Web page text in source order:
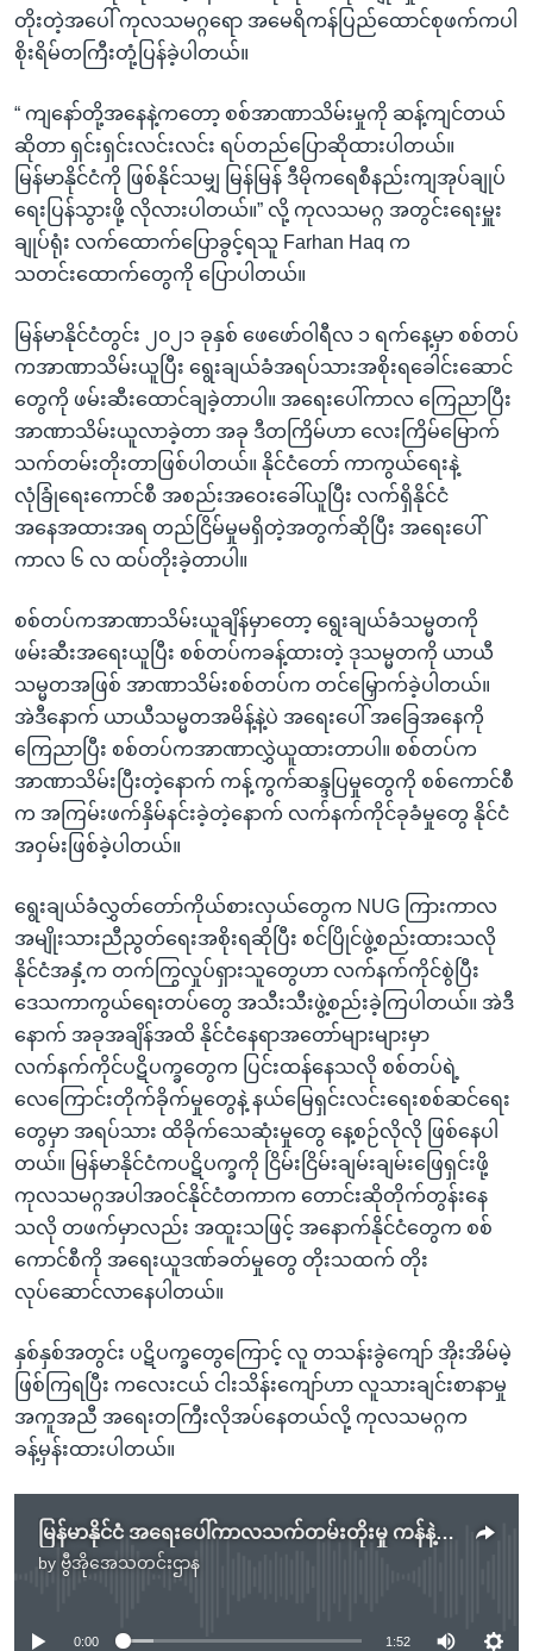
သို့
ကျော်
တိုးတဲ့အပေါ် ကုလသမဂ္ဂရော အမေရိကန်ပြည်ထောင်စုဖက်ကပါ
စိုးရိမ်တကြီးတုံ့ပြန်ခဲ့ပါတယ်။
“ ကျနော်တို့အနေနဲ့ကတော့ စစ်အာဏာသိမ်းမှုကို ဆန့်ကျင်တယ်
ဆိုတာ ရှင်းရှင်းလင်းလင်း ရပ်တည်ပြောဆိုထားပါတယ်။
မြန်မာနိုင်ငံကို ဖြစ်နိုင်သမျှ မြန်မြန် ဒီမိုကရေစီနည်းကျအုပ်ချုပ်
ရေးပြန်သွားဖို့ လိုလားပါတယ်။” လို့ ကုလသမဂ္ဂ အတွင်းရေးမှူး
ချုပ်ရုံး လက်ထောက်ပြောခွင့်ရသူ Farhan Haq က
သတင်းထောက်တွေကို ပြောပါတယ်။
မြန်မာနိုင်ငံတွင်း ၂၀၂၁ ခုနှစ် ဖေဖော်ဝါရီလ ၁ ရက်နေ့မှာ စစ်တပ်
ကအာဏာသိမ်းယူပြီး ရွေးချယ်ခံအရပ်သားအစိုးရခေါင်းဆောင်
တွေကို ဖမ်းဆီးထောင်ချခဲ့တာပါ။ အရေးပေါ်ကာလ ကြေညာပြီး
အာဏာသိမ်းယူလာခဲ့တာ အခု ဒီတကြိမ်ဟာ လေးကြိမ်‌မြောက်
သက်တမ်းတိုးတာဖြစ်ပါတယ်။ နိုင်ငံတော် ကာကွယ်ရေးနဲ့
လုံခြုံရေးကောင်စီ အစည်းအဝေးခေါ်ယူပြီး လက်ရှိနိုင်ငံ
အနေအထားအရ တည်ငြိမ်မှုမရှိတဲ့အတွက်ဆိုပြီး အရေးပေါ်
ကာလ ၆ လ ထပ်တိုးခဲ့တာပါ။
စစ်တပ်ကအာဏာသိမ်းယူချိန်မှာတော့ ရွေးချယ်ခံသမ္မတကို
ဖမ်းဆီးအရေးယူပြီး စစ်တပ်ကခန့်ထားတဲ့ ဒုသမ္မတကို ယာယီ
သမ္မတအဖြစ် အာဏာသိမ်းစစ်တပ်က တင်မြှောက်ခဲ့ပါတယ်။
အဲဒီနောက် ယာယီသမ္မတအမိန့်နဲ့ပဲ အရေးပေါ် အခြေအနေကို
ကြေညာပြီး စစ်တပ်ကအာဏာလွှဲယူထားတာပါ။ စစ်တပ်က
အာဏာသိမ်းပြီးတဲ့နောက် ကန့်ကွက်ဆန္ဒပြမှုတွေကို စစ်ကောင်စီ
က အကြမ်းဖက်နှိမ်နင်းခဲ့တဲ့နောက် လက်နက်ကိုင်ခုခံမှုတွေ နိုင်ငံ
အဝှမ်းဖြစ်ခဲ့ပါတယ်။
ရွေးချယ်ခံလွှတ်တော်ကိုယ်စားလှယ်တွေက NUG ကြားကာလ
အမျိုးသားညီညွတ်ရေးအစိုးရဆိုပြီး စင်ပြိုင်ဖွဲ့စည်းထားသလို
နိုင်ငံအနှံ့က တက်ကြွလှုပ်ရှားသူတွေဟာ လက်နက်ကိုင်စွဲပြီး
ဒေသကာကွယ်ရေးတပ်တွေ အသီးသီးဖွဲ့စည်းခဲ့ကြပါတယ်။ အဲဒီ
နောက် အခုအချိန်အထိ နိုင်ငံနေရာအတော်များများမှာ
လက်နက်ကိုင်ပဋိပက္ခတွေက ပြင်းထန်နေသလို စစ်တပ်ရဲ့
လေကြောင်းတိုက်ခိုက်မှုတွေနဲ့ နယ်မြေရှင်းလင်းရေးစစ်ဆင်ရေး
တွေမှာ အရပ်သား ထိခိုက်သေဆုံးမှုတွေ နေ့စဉ်လိုလို ဖြစ်နေပါ
တယ်။ မြန်မာနိုင်ငံကပဋိပက္ခကို ငြိမ်းငြိမ်းချမ်းချမ်းဖြေရှင်းဖို့
ကုလသမဂ္ဂအပါအဝင်နိုင်ငံတကာက တောင်းဆိုတိုက်တွန်းနေ
သလို တဖက်မှာလည်း အထူးသဖြင့် အနောက်နိုင်ငံတွေက စစ်
ကောင်စီကို အရေးယူဒဏ်ခတ်မှုတွေ တိုးသထက် တိုး
လုပ်ဆောင်လာနေပါတယ်။
နှစ်နှစ်အတွင်း ပဋိပက္ခတွေကြောင့် လူ တသန်းခွဲကျော် အိုးအိမ်မဲ့
ဖြစ်ကြရပြီး ကလေးငယ် ငါးသိန်းကျော်ဟာ လူသားချင်းစာနာမှု
အကူအညီ အရေးတကြီးလိုအပ်နေတယ်လို့ ကုလသမဂ္ဂက
ခန့်မှန်းထားပါတယ်။
မြန်မာနိုင်ငံ အရေးပေါ်ကာလသက်တမ်းတိုးမှု ကန်နဲ့ကုလ စိုးရိမ်မကင်းဖော်ပြ
by ဗွီအိုအေသတင်းဌာန
No media source currently available
0:00 1:52